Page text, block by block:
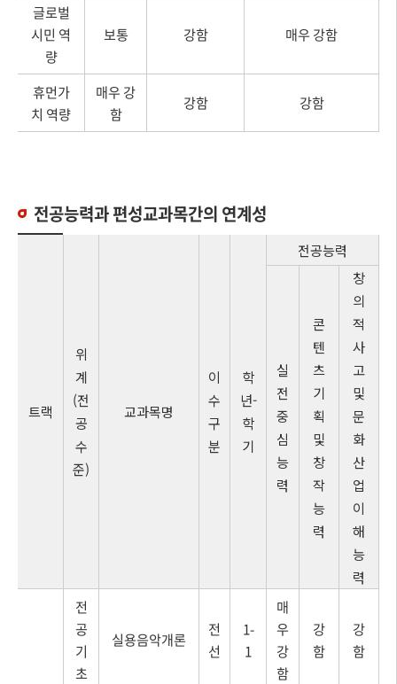
글로벌
시민 역
량
보통 강함 매우 강함
휴먼가
치 역량
매우 강
함
강함 강함
전공능력과 편성교과목간의 연계성
트랙
위
계
(전
공
수
준)
교과목명
이
수
구
분
학
년-
학
기
전공능력
실
전
중
심
능
력
콘
텐
츠
기
획
및
창
작
능
력
창
의
적
사
고
및
문
화
산
업
이
해
능
력
전
공
기
초
실용음악개론
전
선
1-
1
매
우
강
함
강
함
강
함